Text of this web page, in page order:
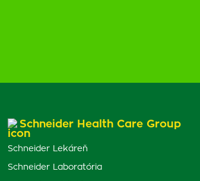
Schneider Health Care Group
Schneider Lekáreň
Schneider Laboratória